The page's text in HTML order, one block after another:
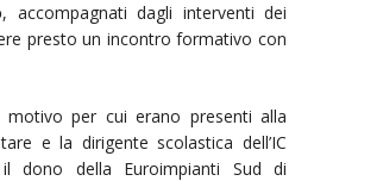
, accompagnati dagli interventi dei
presto un incontro formativo con
motivo per cui erano presenti alla
e la dirigente scolastica dell’IC
dono della Euroimpianti Sud di